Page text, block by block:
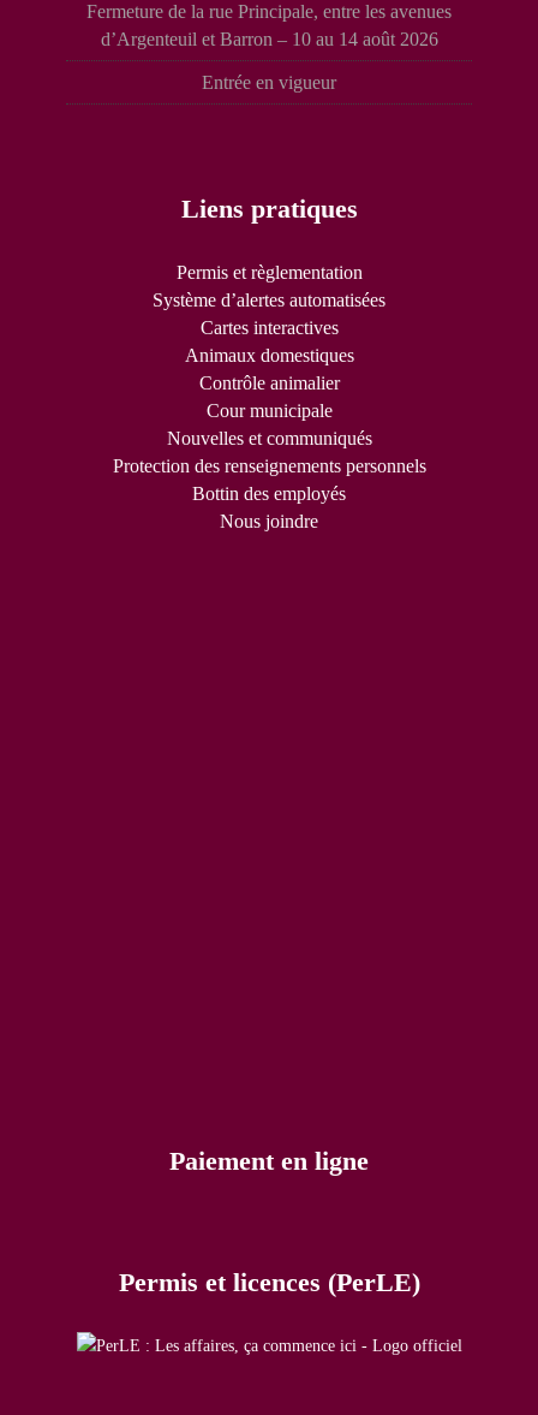
Fermeture de la rue Principale, entre les avenues
d’Argenteuil et Barron – 10 au 14 août 2026
Entrée en vigueur
Liens pratiques
Permis et règlementation
Système d’alertes automatisées
Cartes interactives
Animaux domestiques
Contrôle animalier
Cour municipale
Nouvelles et communiqués
Protection des renseignements personnels
Bottin des employés
Nous joindre
Paiement en ligne
Permis et licences (PerLE)